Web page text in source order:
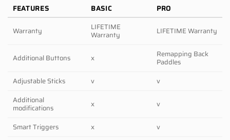
FEATURES BASIC PRO
Warranty LIFETIME
Warranty LIFETIME Warranty
Additional Buttons x Remapping Back
Paddles
Adjustable Sticks
v
v
Additional
modifications x v
Smart Triggers x
v